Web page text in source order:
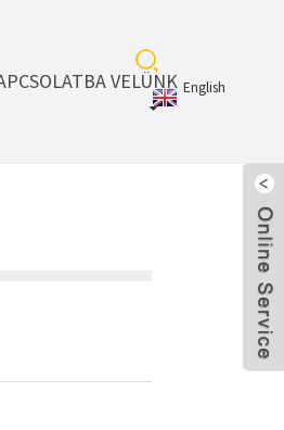
VELÜNK English